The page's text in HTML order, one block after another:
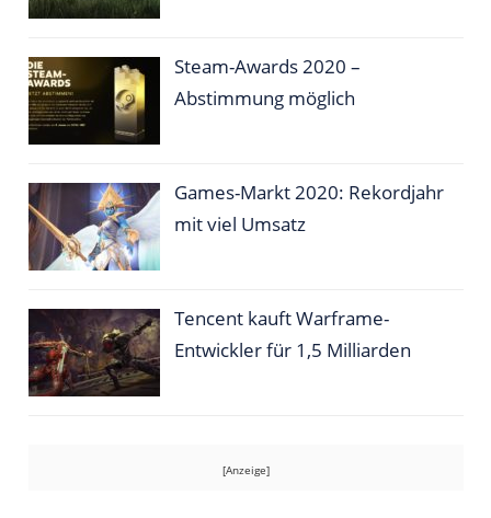
Steam-Awards 2020 –
Abstimmung möglich
Games-Markt 2020: Rekordjahr
mit viel Umsatz
Tencent kauft Warframe-
Entwickler für 1,5 Milliarden